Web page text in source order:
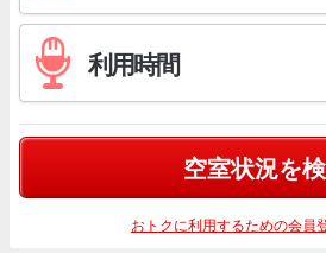
利用時間
空室状況を
おトクに利用するための会員